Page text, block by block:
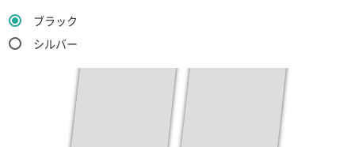
ブラック
シルバー